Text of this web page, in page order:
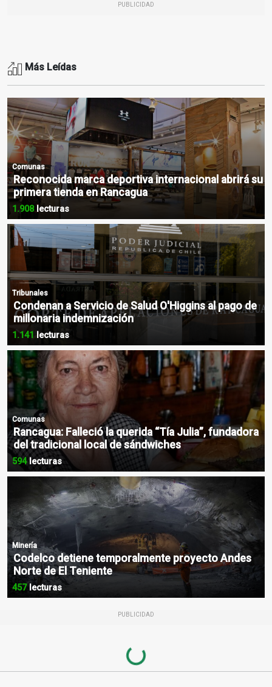
PUBLICIDAD
Más Leídas
Comunas
Reconocida marca deportiva internacional abrirá su
primera tienda en Rancagua
1.908lecturas
Tribunales
Condenan a Servicio de Salud O'Higgins al pago de
millonaria indemnización
1.141 lecturas
Comunas
Rancagua: Falleció la querida “Tía Julia”, fundadora
del tradicional local de sándwiches
594lecturas
Minería
Codelco detiene temporalmente proyecto Andes
Norte de El Teniente
457lecturas
PUBLICIDAD
Loading...